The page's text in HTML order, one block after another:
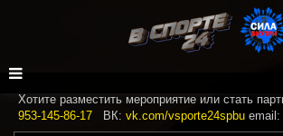
Хотите разместить мероприятие или стать
953-145-86-17 ВК: vk.com/vsporte24spbu email: